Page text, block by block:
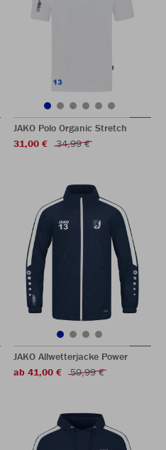
JAKO Polo Organic Stretch
31,00 €
34,99 €
JAKO Allwetterjacke Power
ab 41,00 €
59,99 €